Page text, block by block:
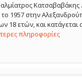
Κατσαβαβάκης
1957 στην
18 ετών, και κατάγεται
πληροφορίες